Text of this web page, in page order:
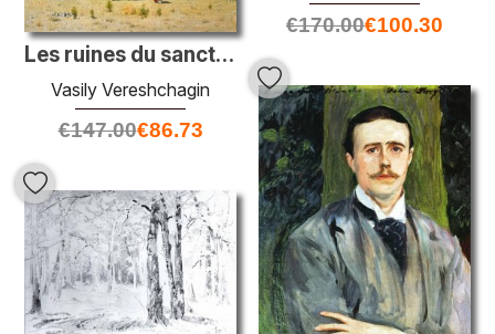
€170.00€100.30
Les ruines du sanctuaire chinois. Ak-kent
Vasily Vereshchagin
€147.00€86.73